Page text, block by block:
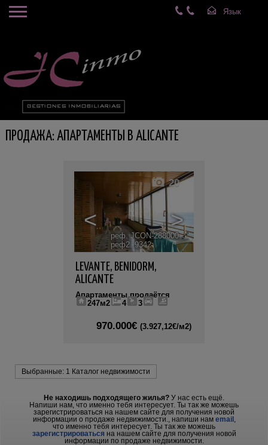
ПРОДАЖА: АПАРТАМЕНТЫ В ALICANTE
< >
20
реф. JCON-288000 🔗
реф2. 9342
LEVANTE, BENIDORM,
ALICANTE
Апартаменты продаётся
247м2
4 3
970.000€ (3.927,12€/м2)
Выбранные: 1 Каталог недвижимости
Не находишь подходящего жилья? У нас есть ещё.
Напиши нам, что именно тебя интересует. Ты так же можешь
зарегистрироваться на нашем сайте для получения новой
информации о продаже недвижимости.
, напиши нам email
что именно тебя интересует. Ты так же можешь
зарегистрироваться на нашем сайте для получения новой
информации по продаже недвижимости.